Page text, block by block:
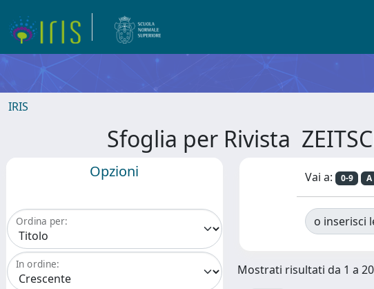
IRIS
Sfoglia per Rivista
Opzioni
Ordina per:
In ordine:
Vai a: 0-9 A
o inserisci
Mostrati risultati da 1 a